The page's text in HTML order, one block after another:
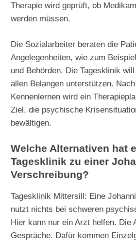
Therapie wird geprüft, ob
werden müssen.
Die Sozialarbeiter beraten die
Angelegenheiten, wie zum
und Behörden. Die Tagesklinik
allen Belangen unterstützen.
Kennenlernen wird ein
Ziel, die psychische
bewältigen.
Welche Alternativen hat
Tagesklinik zu einer
Verschreibung?
Tagesklinik Mittersill: Eine
nutzt nichts bei schweren
Hier kann nur ein Arzt helfen. Die
Gespräche. Dafür kommen